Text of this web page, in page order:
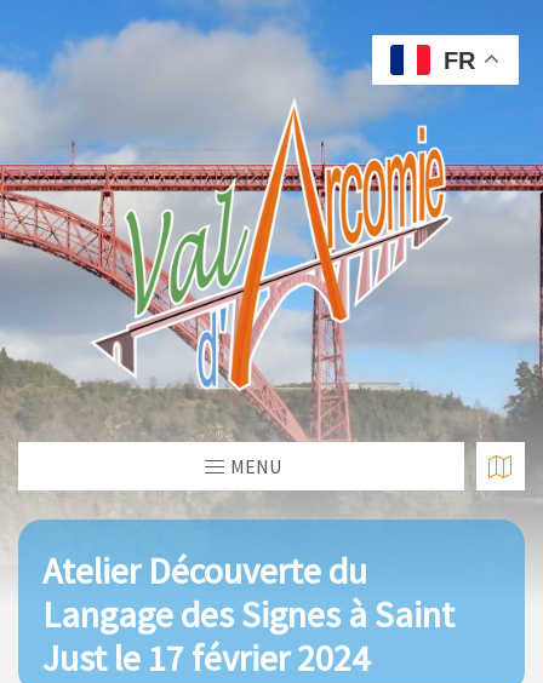
MENU
Atelier Découverte du
Langage des Signes à Saint
Just le 17 février 2024
FR